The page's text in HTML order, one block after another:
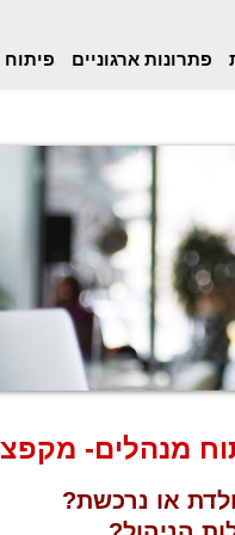
פתרונות ארגוניים פיתוח
מנהלים-
או נרכשת?